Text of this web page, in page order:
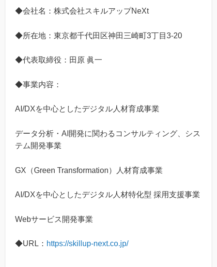
◆会社名：株式会社スキルアップNeXt
◆所在地：東京都千代田区神田三崎町3丁目3-20
◆代表取締役：田原 眞一
◆事業内容：
AI/DXを中心としたデジタル人材育成事業
データ分析・AI開発に関わるコンサルティング、シス
テム開発事業
GX（Green Transformation）人材育成事業
AI/DXを中心としたデジタル人材特化型 採用支援事業
Webサービス開発事業
◆URL： https://skillup-next.co.jp/